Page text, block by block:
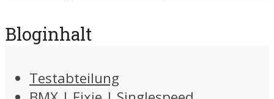
Bloginhalt
Testabteilung